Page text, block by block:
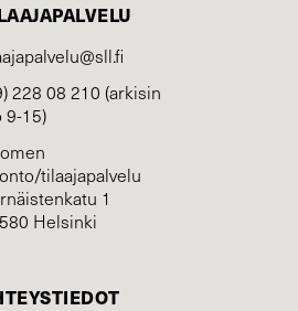
228 08 210 (arkisin
9-15)
tilaajapalvelu
1
Helsinki